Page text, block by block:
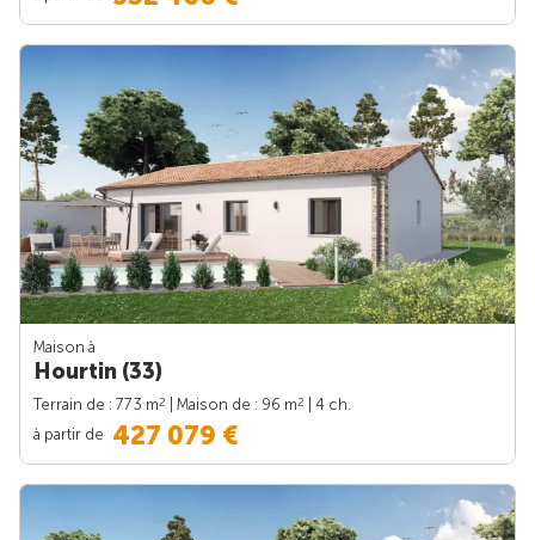
Maison à
Hourtin (33)
Terrain de : 773 m2 | Maison de : 96 m2
| 4 ch.
à partir de 427 079 €